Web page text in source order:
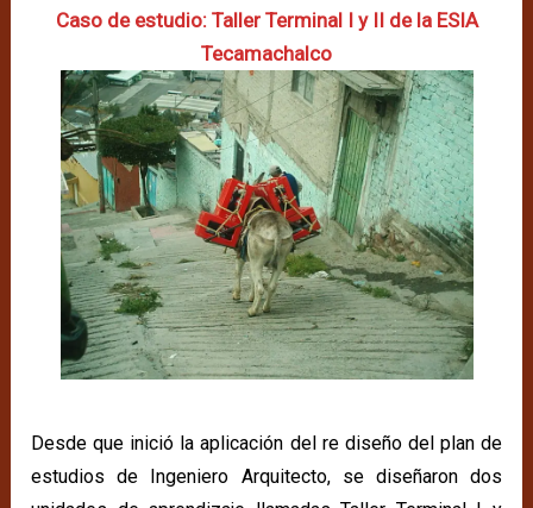
Caso de estudio: Taller Terminal I y II de la ESIA
Tecamachalco
Desde que inició la aplicación del re diseño del plan de
estudios de Ingeniero Arquitecto, se diseñaron dos